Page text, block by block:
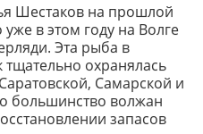
Шестаков на прошлой
в этом году на Волге
Эта рыба в
тщательно охранялась
Самарской и
большинство волжан
запасов